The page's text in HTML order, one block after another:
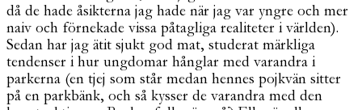
då de hade åsikterna jag hade när jag var yngre och mer
naiv och förnekade vissa påtagliga realiteter i världen).
Sedan har jag ätit sjukt god mat, studerat märkliga
tendenser i hur ungdomar hånglar med varandra i
parkerna (en tjej som står medan hennes pojkvän sitter
på en parkbänk, och så kysser de varandra med den